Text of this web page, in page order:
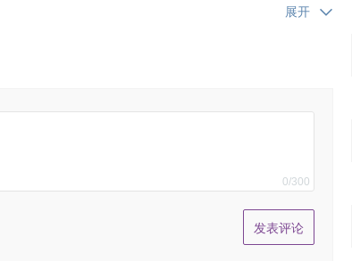
展开
0/300